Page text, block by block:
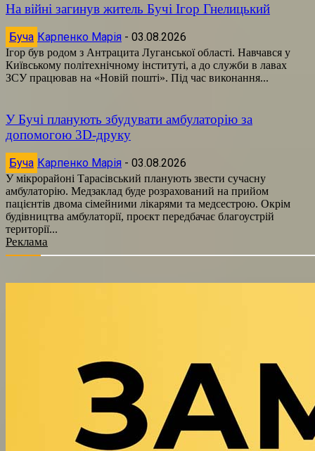
На війні загинув житель Бучі Ігор Гнелицький
Буча Карпенко Марія - 03.08.2026
Ігор був родом з Антрацита Луганської області. Навчався у
Київському політехнічному інституті, а до служби в лавах
ЗСУ працював на «Новій пошті». Під час виконання...
У Бучі планують збудувати амбулаторію за
допомогою 3D-друку
Буча Карпенко Марія - 03.08.2026
У мікрорайоні Тарасівський планують звести сучасну
амбулаторію. Медзаклад буде розрахований на прийом
пацієнтів двома сімейними лікарями та медсестрою. Окрім
будівництва амбулаторії, проєкт передбачає благоустрій
території...
Реклама